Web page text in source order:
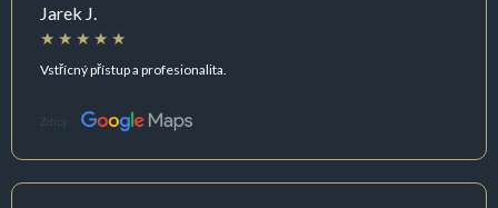
Jarek J.
Vstřícný přístup a profesionalita.
Zdroj: